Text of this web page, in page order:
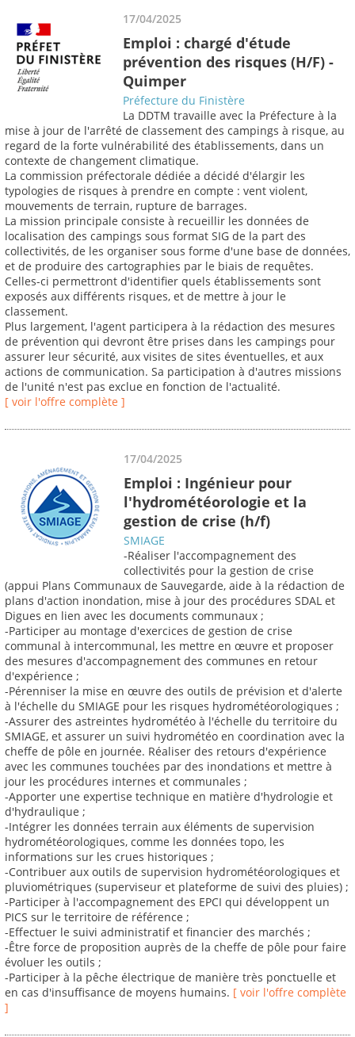
17/04/2025
Emploi : chargé d'étude
prévention des risques (H/F) -
Quimper
Préfecture du Finistère
La DDTM travaille avec la Préfecture à la
mise à jour de l'arrêté de classement des campings à risque, au
regard de la forte vulnérabilité des établissements, dans un
contexte de changement climatique.
La commission préfectorale dédiée a décidé d'élargir les
typologies de risques à prendre en compte : vent violent,
mouvements de terrain, rupture de barrages.
La mission principale consiste à recueillir les données de
localisation des campings sous format SIG de la part des
collectivités, de les organiser sous forme d'une base de données,
et de produire des cartographies par le biais de requêtes.
Celles-ci permettront d'identifier quels établissements sont
exposés aux différents risques, et de mettre à jour le
classement.
Plus largement, l'agent participera à la rédaction des mesures
de prévention qui devront être prises dans les campings pour
assurer leur sécurité, aux visites de sites éventuelles, et aux
actions de communication. Sa participation à d'autres missions
de l'unité n'est pas exclue en fonction de l'actualité.
[ voir l'offre complète ]
17/04/2025
Emploi : Ingénieur pour
l'hydrométéorologie et la
gestion de crise (h/f)
SMIAGE
-Réaliser l'accompagnement des
collectivités pour la gestion de crise
(appui Plans Communaux de Sauvegarde, aide à la rédaction de
plans d'action inondation, mise à jour des procédures SDAL et
Digues en lien avec les documents communaux ;
-Participer au montage d'exercices de gestion de crise
communal à intercommunal, les mettre en œuvre et proposer
des mesures d'accompagnement des communes en retour
d'expérience ;
-Pérenniser la mise en œuvre des outils de prévision et d'alerte
à l'échelle du SMIAGE pour les risques hydrométéorologiques ;
-Assurer des astreintes hydrométéo à l'échelle du territoire du
SMIAGE, et assurer un suivi hydrométéo en coordination avec la
cheffe de pôle en journée. Réaliser des retours d'expérience
avec les communes touchées par des inondations et mettre à
jour les procédures internes et communales ;
-Apporter une expertise technique en matière d'hydrologie et
d'hydraulique ;
-Intégrer les données terrain aux éléments de supervision
hydrométéorologiques, comme les données topo, les
informations sur les crues historiques ;
-Contribuer aux outils de supervision hydrométéorologiques et
pluviométriques (superviseur et plateforme de suivi des pluies) ;
-Participer à l'accompagnement des EPCI qui développent un
PICS sur le territoire de référence ;
-Effectuer le suivi administratif et financier des marchés ;
-Être force de proposition auprès de la cheffe de pôle pour faire
évoluer les outils ;
-Participer à la pêche électrique de manière très ponctuelle et
en cas d'insuffisance de moyens humains. [ voir l'offre complète
]